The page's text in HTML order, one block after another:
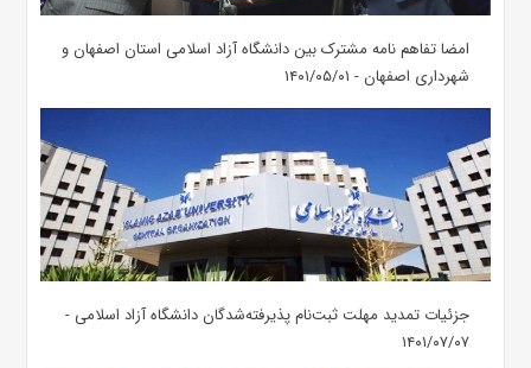
امضا تفاهم نامه مشترک بین دانشگاه آزاد اسلامی استان اصفهان و
شهرداری اصفهان - ۱۴۰۱/۰۵/۰۱
جزئیات تمدید مهلت ثبت‌نام پذیرفته‌شدگان دانشگاه آزاد اسلامی -
۱۴۰۱/۰۷/۰۷